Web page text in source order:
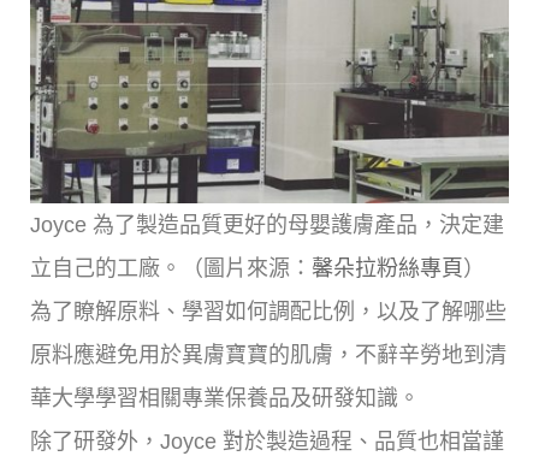
Joyce 為了製造品質更好的母嬰護膚產品，決定建
立自己的工廠。（圖片來源： 馨朵拉粉絲專頁 ）
為了瞭解原料、學習如何調配比例，以及了解哪些
原料應避免用於異膚寶寶的肌膚，不辭辛勞地到清
華大學學習相關專業保養品及研發知識。
除了研發外，Joyce 對於製造過程、品質也相當謹